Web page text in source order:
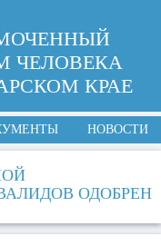
ЧЕЛОВЕКА
КРАЕ
НОВОСТИ
ОДОБРЕН